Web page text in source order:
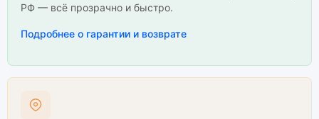
РФ — всё прозрачно и быстро.
Подробнее о гарантии и возврате